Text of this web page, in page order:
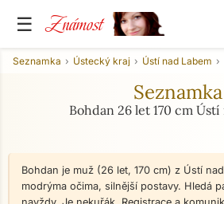
☰ Známost
Seznamka Ústecký kraj Ústí nad Labem
Seznamka
Bohdan 26 let 170 cm Ústí
Bohdan je muž (26 let, 170 cm) z Ústí
modrýma očima, silnější postavy. Hledá